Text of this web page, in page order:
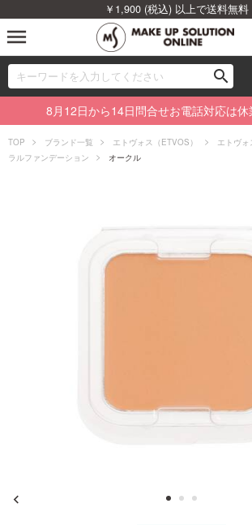
￥1,900 (税込) 以上で送料無料
menu
search
00 ブランドから探す
カテゴリから探す
8月12日から14日問合せお電話対応は
TOP ブランド一覧 エトヴォス（ETVOS）
エトヴ
ラルファンデーション
オークル